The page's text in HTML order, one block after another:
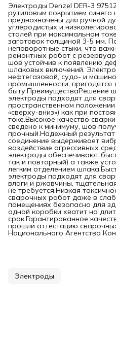
Электроды Denzel DER-3
рутиловым покрытием синего
предназначены для ручной
углеродистых и
сталей при максимальном
заготовок толщиной 3-5 мм.
неповоротные стыки, что
ремонтных работ с
шов устойчив к появлению
шлаковых включений.
нефтегазовой, судо- и
промышленности, пригодятся
быту.ПреимуществаРешение
электроды подходят для
пространственном
«сверху-вниз») как при
токе.Высокое качество
сведено к минимуму, шов
прочный.Надежный
соединение выдерживает
воздействие агрессивных
электроды обеспечивают
так и повторный) а также
легким отделением
электроды подходят для
влаги и ржавчины,
не требуется.Низкая
сварочных работ даже в
помещениях безопасно для
одной коробки хватит на
срок.Гарантированное
прошли аттестацию
Национального Агентства
Электроды